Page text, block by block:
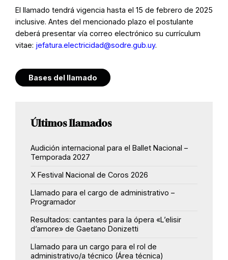
El llamado tendrá vigencia hasta el 15 de febrero de 2025
inclusive. Antes del mencionado plazo el postulante
deberá presentar vía correo electrónico su currículum
vitae: jefatura.electricidad@sodre.gub.uy.
Bases del llamado
Últimos llamados
Audición internacional para el Ballet Nacional –
Temporada 2027
X Festival Nacional de Coros 2026
Llamado para el cargo de administrativo –
Programador
Resultados: cantantes para la ópera «L’elisir
d’amore» de Gaetano Donizetti
Llamado para un cargo para el rol de
administrativo/a técnico (Área técnica)